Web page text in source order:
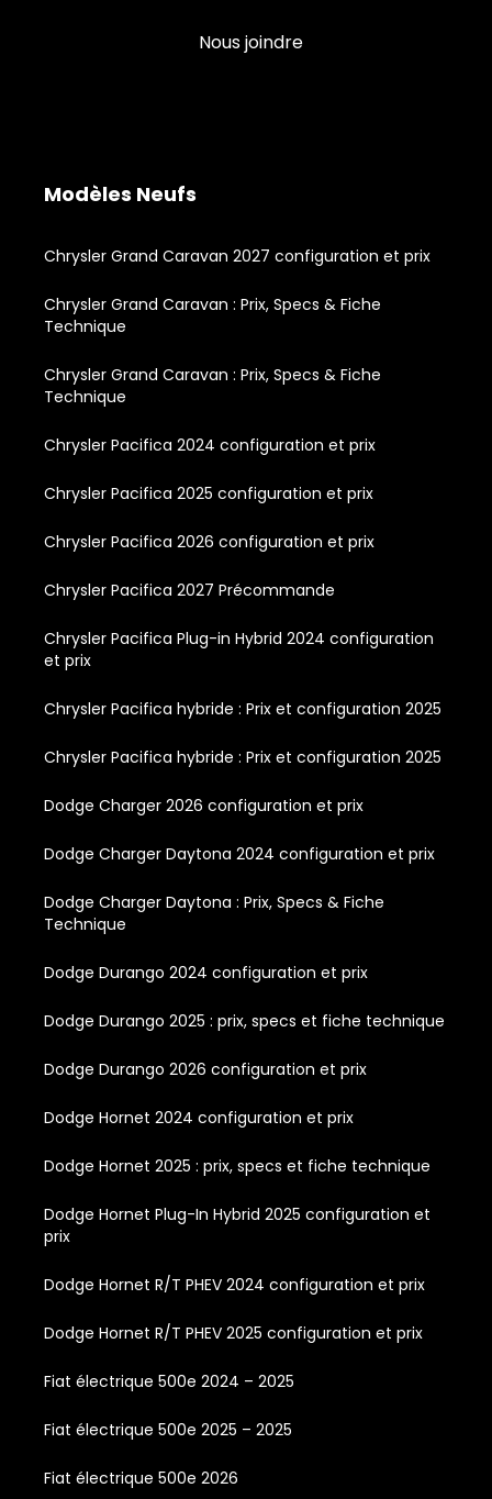
Nous joindre
Modèles Neufs
Chrysler Grand Caravan 2027 configuration et prix
Chrysler Grand Caravan : Prix, Specs & Fiche
Technique
Chrysler Grand Caravan : Prix, Specs & Fiche
Technique
Chrysler Pacifica 2024 configuration et prix
Chrysler Pacifica 2025 configuration et prix
Chrysler Pacifica 2026 configuration et prix
Chrysler Pacifica 2027 Précommande
Chrysler Pacifica Plug-in Hybrid 2024 configuration
et prix
Chrysler Pacifica hybride : Prix et configuration 2025
Chrysler Pacifica hybride : Prix et configuration 2025
Dodge Charger 2026 configuration et prix
Dodge Charger Daytona 2024 configuration et prix
Dodge Charger Daytona : Prix, Specs & Fiche
Technique
Dodge Durango 2024 configuration et prix
Dodge Durango 2025 : prix, specs et fiche technique
Dodge Durango 2026 configuration et prix
Dodge Hornet 2024 configuration et prix
Dodge Hornet 2025 : prix, specs et fiche technique
Dodge Hornet Plug-In Hybrid 2025 configuration et
prix
Dodge Hornet R/T PHEV 2024 configuration et prix
Dodge Hornet R/T PHEV 2025 configuration et prix
Fiat électrique 500e 2024 – 2025
Fiat électrique 500e 2025 – 2025
Fiat électrique 500e 2026